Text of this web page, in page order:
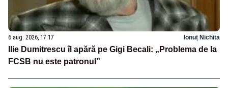
6 aug. 2026, 17:17 Ionuț Nichita
Ilie Dumitrescu îl apără pe Gigi Becali: „Problema de la
FCSB nu este patronul”